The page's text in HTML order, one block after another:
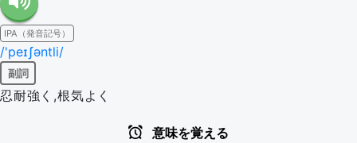
IPA（発音記号）
/'peɪʃəntli/
副詞
忍耐強く,根気よく
意味を覚える